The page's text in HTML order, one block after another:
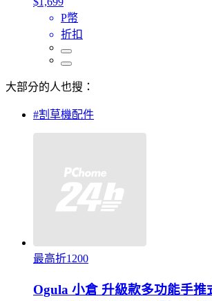
P幣
折扣
大部分的人也搜：
#割草機配件
最高折1200
Ogula 小倉 升級款多功能手推